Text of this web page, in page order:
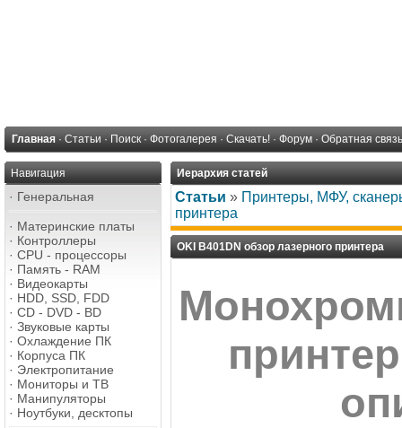
Главная · Статьи · Поиск · Фотогалерея · Скачать! · Форум · Обратная связь
Навигация
· Генеральная
· Материнские платы
· Контроллеры
· CPU - процессоры
· Память - RAM
· Видеокарты
· HDD, SSD, FDD
· CD - DVD - BD
· Звуковые карты
· Охлаждение ПК
· Корпуса ПК
· Электропитание
· Мониторы и ТВ
· Манипуляторы
· Ноутбуки, десктопы
Иерархия статей
Статьи » Принтеры, МФУ,
принтера
OKI B401DN обзор лазерного принтера